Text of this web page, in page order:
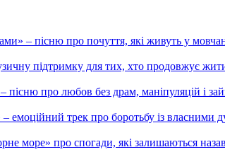
– пісню про почуття, які живуть у
підтримку для тих, хто продовжує
про любов без драм, маніпуляцій і
трек про боротьбу із власними
море» про спогади, які залишаються